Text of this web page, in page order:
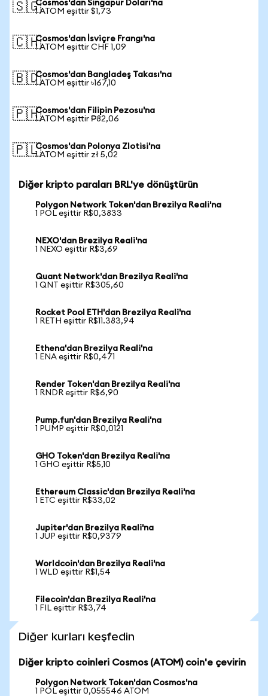
🇸🇬Cosmos'dan Singapur Doları'na
1 ATOM eşittir $1,73
🇨🇭Cosmos'dan İsviçre Frangı'na
1 ATOM eşittir CHF 1,09
🇧🇩Cosmos'dan Bangladeş Takası'na
1 ATOM eşittir ৳167,10
🇵🇭Cosmos'dan Filipin Pezosu'na
1 ATOM eşittir ₱82,06
🇵🇱Cosmos'dan Polonya Zlotisi'na
1 ATOM eşittir zł 5,02
Diğer kripto paraları BRL'ye dönüştürün
Polygon Network Token'dan Brezilya Reali'na
1 POL eşittir R$0,3833
NEXO'dan Brezilya Reali'na
1 NEXO eşittir R$3,69
Quant Network'dan Brezilya Reali'na
1 QNT eşittir R$305,60
Rocket Pool ETH'dan Brezilya Reali'na
1 RETH eşittir R$11.383,94
Ethena'dan Brezilya Reali'na
1 ENA eşittir R$0,471
Render Token'dan Brezilya Reali'na
1 RNDR eşittir R$6,90
Pump.fun'dan Brezilya Reali'na
1 PUMP eşittir R$0,0121
GHO Token'dan Brezilya Reali'na
1 GHO eşittir R$5,10
Ethereum Classic'dan Brezilya Reali'na
1 ETC eşittir R$33,02
Jupiter'dan Brezilya Reali'na
1 JUP eşittir R$0,9379
Worldcoin'dan Brezilya Reali'na
1 WLD eşittir R$1,54
Filecoin'dan Brezilya Reali'na
1 FIL eşittir R$3,74
Diğer kurları keşfedin
Diğer kripto coinleri Cosmos (ATOM) coin'e çevirin
Polygon Network Token'dan Cosmos'na
1 POL eşittir 0,055546 ATOM